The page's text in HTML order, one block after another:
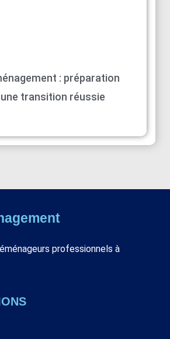
: préparation
transition réussie
professionnels à